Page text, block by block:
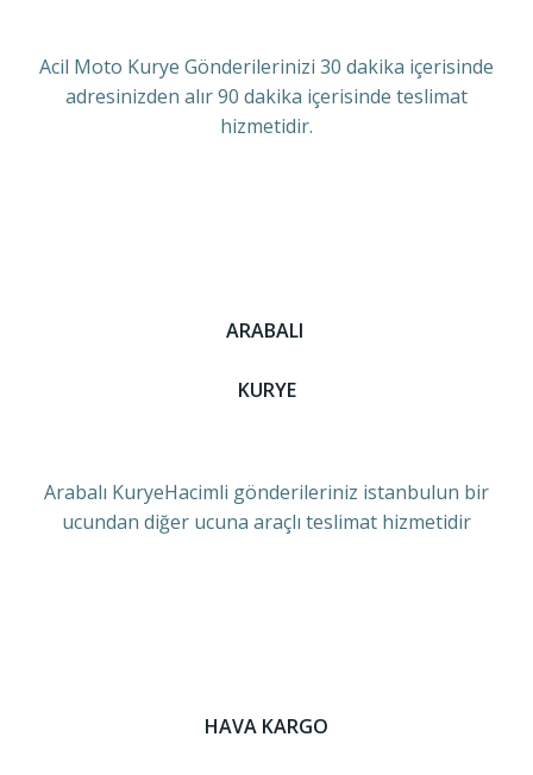
Acil Moto Kurye Gönderilerinizi 30 dakika içerisinde
adresinizden alır 90 dakika içerisinde teslimat
hizmetidir.
ARABALI
KURYE
Arabalı KuryeHacimli gönderileriniz istanbulun bir
ucundan diğer ucuna araçlı teslimat hizmetidir
HAVA KARGO